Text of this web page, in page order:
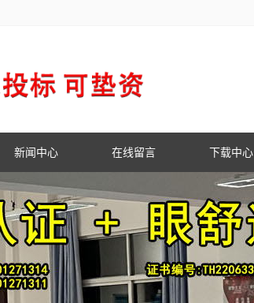
新闻中心 在线留言 下载中心